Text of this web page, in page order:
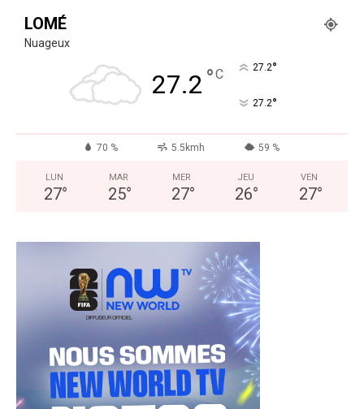
LOMÉ
Nuageux
27.2 °C 27.2°
27.2°
70 % 5.5kmh 59 %
LUN
27°
MAR
25°
MER
27°
JEU
26°
VEN
27°